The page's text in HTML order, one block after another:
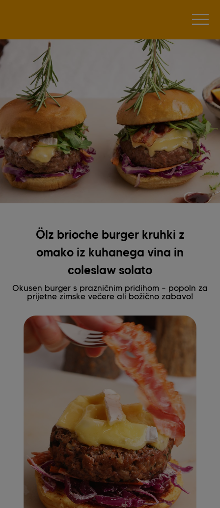
Ölz brioche burger kruhki z
omako iz kuhanega vina in
coleslaw solato
Okusen burger s prazničnim pridihom – popoln za
prijetne zimske večere ali božično zabavo!